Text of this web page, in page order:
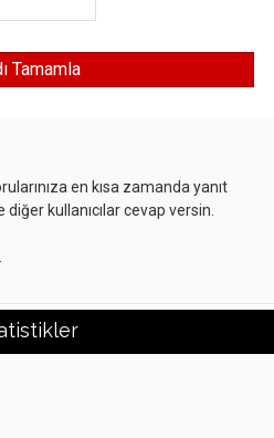
en kısa zamanda yanıt
kullanıcılar cevap versin.